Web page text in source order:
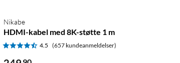
Nikabe
HDMI-kabel med 8K-støtte 1 m
4.5 (657 kundeanmeldelser)